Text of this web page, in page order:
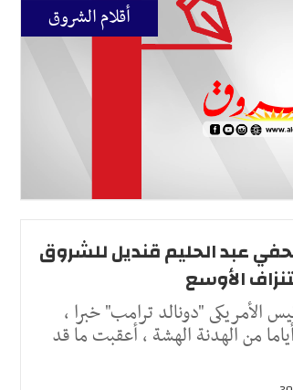
أقلام الشروق
عبد الحليم قنديل للشروق
الأوسع
الأمريكى "دونالد ترامب" خبرا ،
من الهدنة الهشة ، أعقبت ما قد